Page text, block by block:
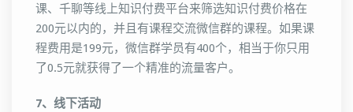
课、千聊等线上知识付费平台来筛选知识付费价格在
200元以内的，并且有课程交流微信群的课程。如果课
程费用是199元，微信群学员有400个，相当于你只用
了0.5元就获得了一个精准的流量客户。
7、线下活动